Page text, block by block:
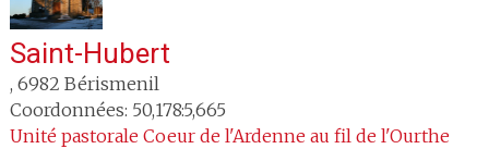
Saint-Hubert
, 6982 Bérismenil
Coordonnées: 50,178:5,665
Unité pastorale Coeur de l'Ardenne au fil de l'Ourthe